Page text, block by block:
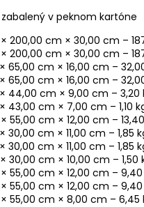
v peknom kartóne
200,00 cm × 30,00 cm –
200,00 cm × 30,00 cm –
65,00 cm × 16,00 cm –
65,00 cm × 16,00 cm –
44,00 cm × 9,00 cm – 3,20
43,00 cm × 7,00 cm – 1,10
55,00 cm × 12,00 cm –
30,00 cm × 11,00 cm – 1,85
30,00 cm × 11,00 cm – 1,85
30,00 cm × 10,00 cm – 1,50
55,00 cm × 12,00 cm – 9,40
55,00 cm × 12,00 cm – 9,40
55,00 cm × 8,00 cm – 6,45